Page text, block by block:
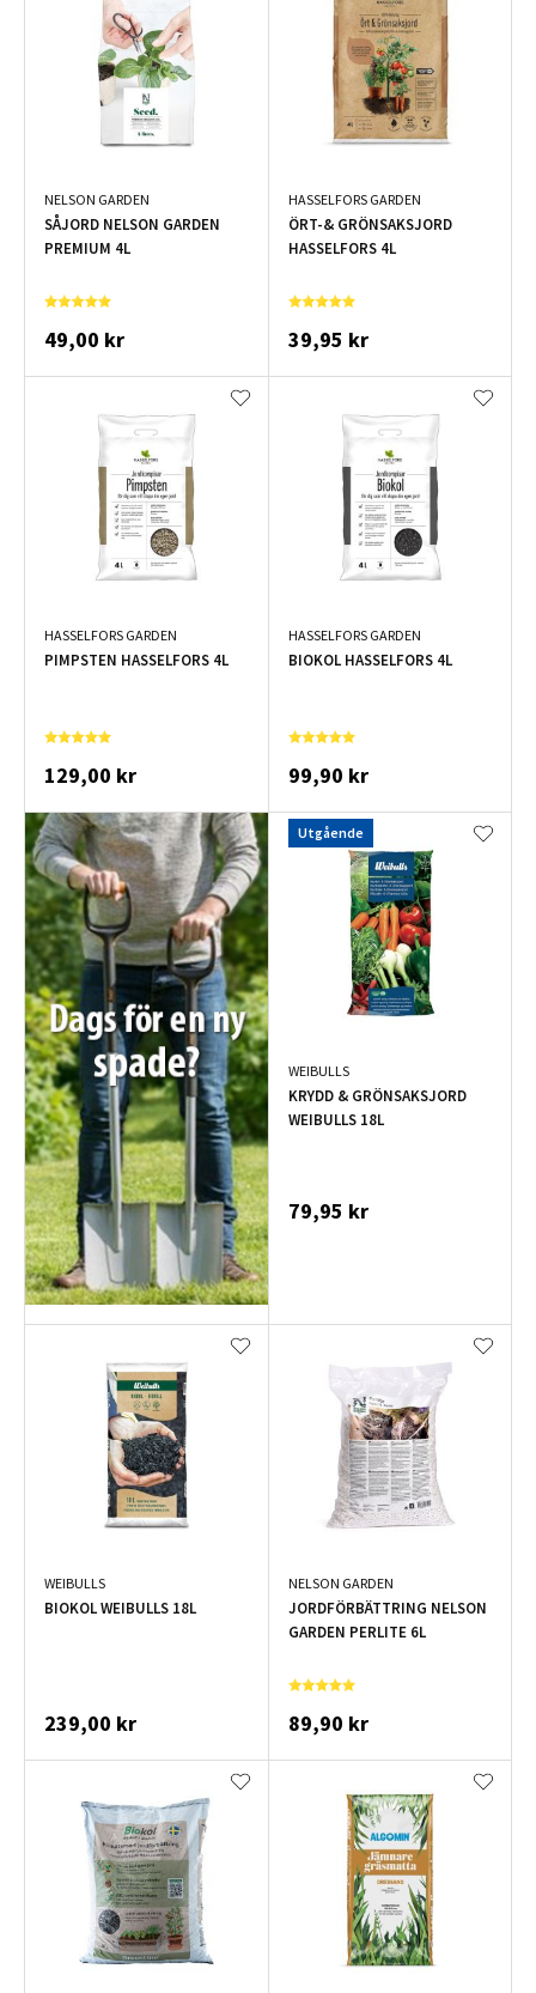
NELSON GARDEN
SÅJORD NELSON GARDEN
PREMIUM 4L
49,00 kr
HASSELFORS GARDEN
ÖRT-& GRÖNSAKSJORD
HASSELFORS 4L
39,95 kr
HASSELFORS GARDEN
PIMPSTEN HASSELFORS 4L
129,00 kr
HASSELFORS GARDEN
BIOKOL HASSELFORS 4L
99,90 kr
Utgående
WEIBULLS
KRYDD & GRÖNSAKSJORD
WEIBULLS 18L
79,95 kr
WEIBULLS
BIOKOL WEIBULLS 18L
239,00 kr
NELSON GARDEN
JORDFÖRBÄTTRING NELSON
GARDEN PERLITE 6L
89,90 kr